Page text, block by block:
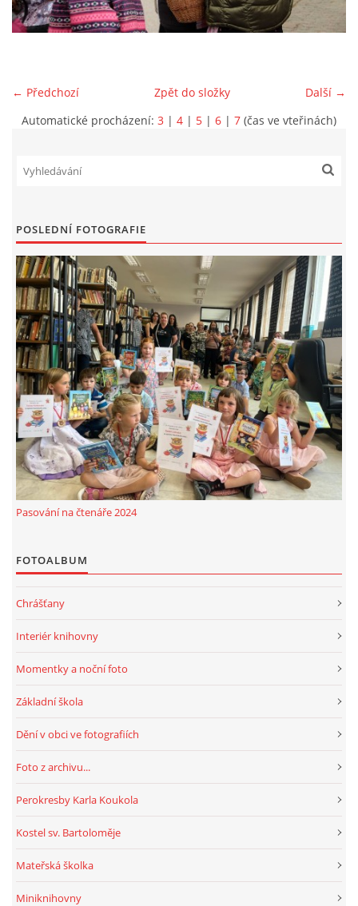
VIDEA Z DRONU
"KNIHOBUDKY"
ČASOSBĚRY - CHRÁŠŤANY
PROJEKT FLYNN "KNIHOVNA" CARSEN
E-KNIHY DO KAŽDÉ KNIHOVNY
GRANTY A DOTACE
MOBILNÍ APLIKACE
FREE WIFI
VÝZNAČNÍ RODÁCI
FOTOALBUM
PODĚKOVÁNÍ
SLUŽBY
HRY, KVÍZY, VZDĚLÁVÁNÍ ON-LINE
← Předchozí Další →
Zpět do složky
Automatické procházení: 3 | 4 | 5 | 6 | 7 (čas ve vteřinách)
POSLEDNÍ FOTOGRAFIE
Pasování na čtenáře 2024
FOTOALBUM
Chrášťany
Interiér knihovny
Momentky a noční foto
Základní škola
Dění v obci ve fotografiích
Foto z archivu...
Perokresby Karla Koukola
Kostel sv. Bartoloměje
Mateřská školka
Miniknihovny